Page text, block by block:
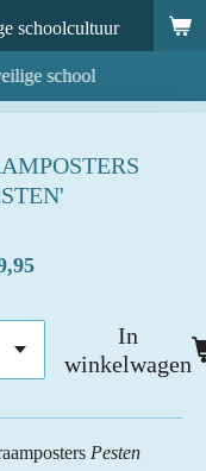
schoolcultuur
school
In
winkelwagen
Pesten